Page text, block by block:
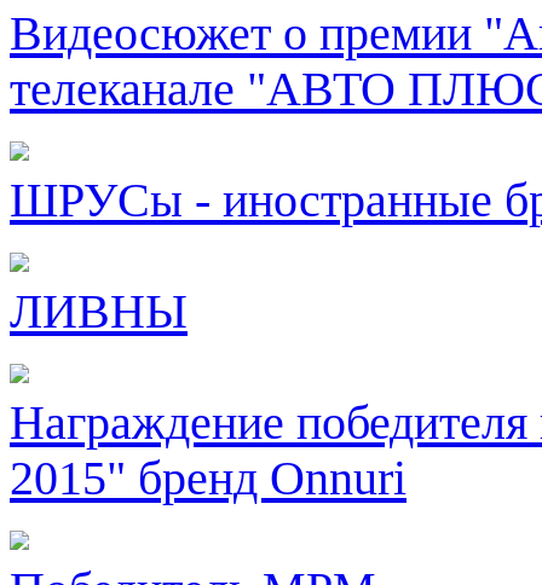
Видеосюжет о премии
телеканале "АВТО
ШРУСы - иностранные
ЛИВНЫ
Награждение
2015" бренд Onnuri